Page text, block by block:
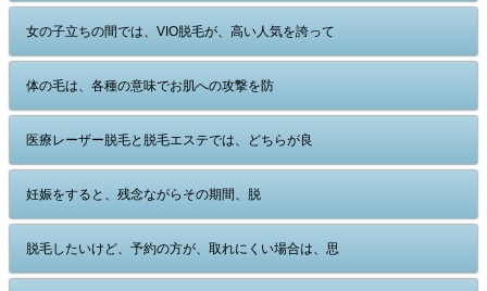
女の子立ちの間では、VIO脱毛が、高い人気を誇って
体の毛は、各種の意味でお肌への攻撃を防
医療レーザー脱毛と脱毛エステでは、どちらが良
妊娠をすると、残念ながらその期間、脱
脱毛したいけど、予約の方が、取れにくい場合は、思